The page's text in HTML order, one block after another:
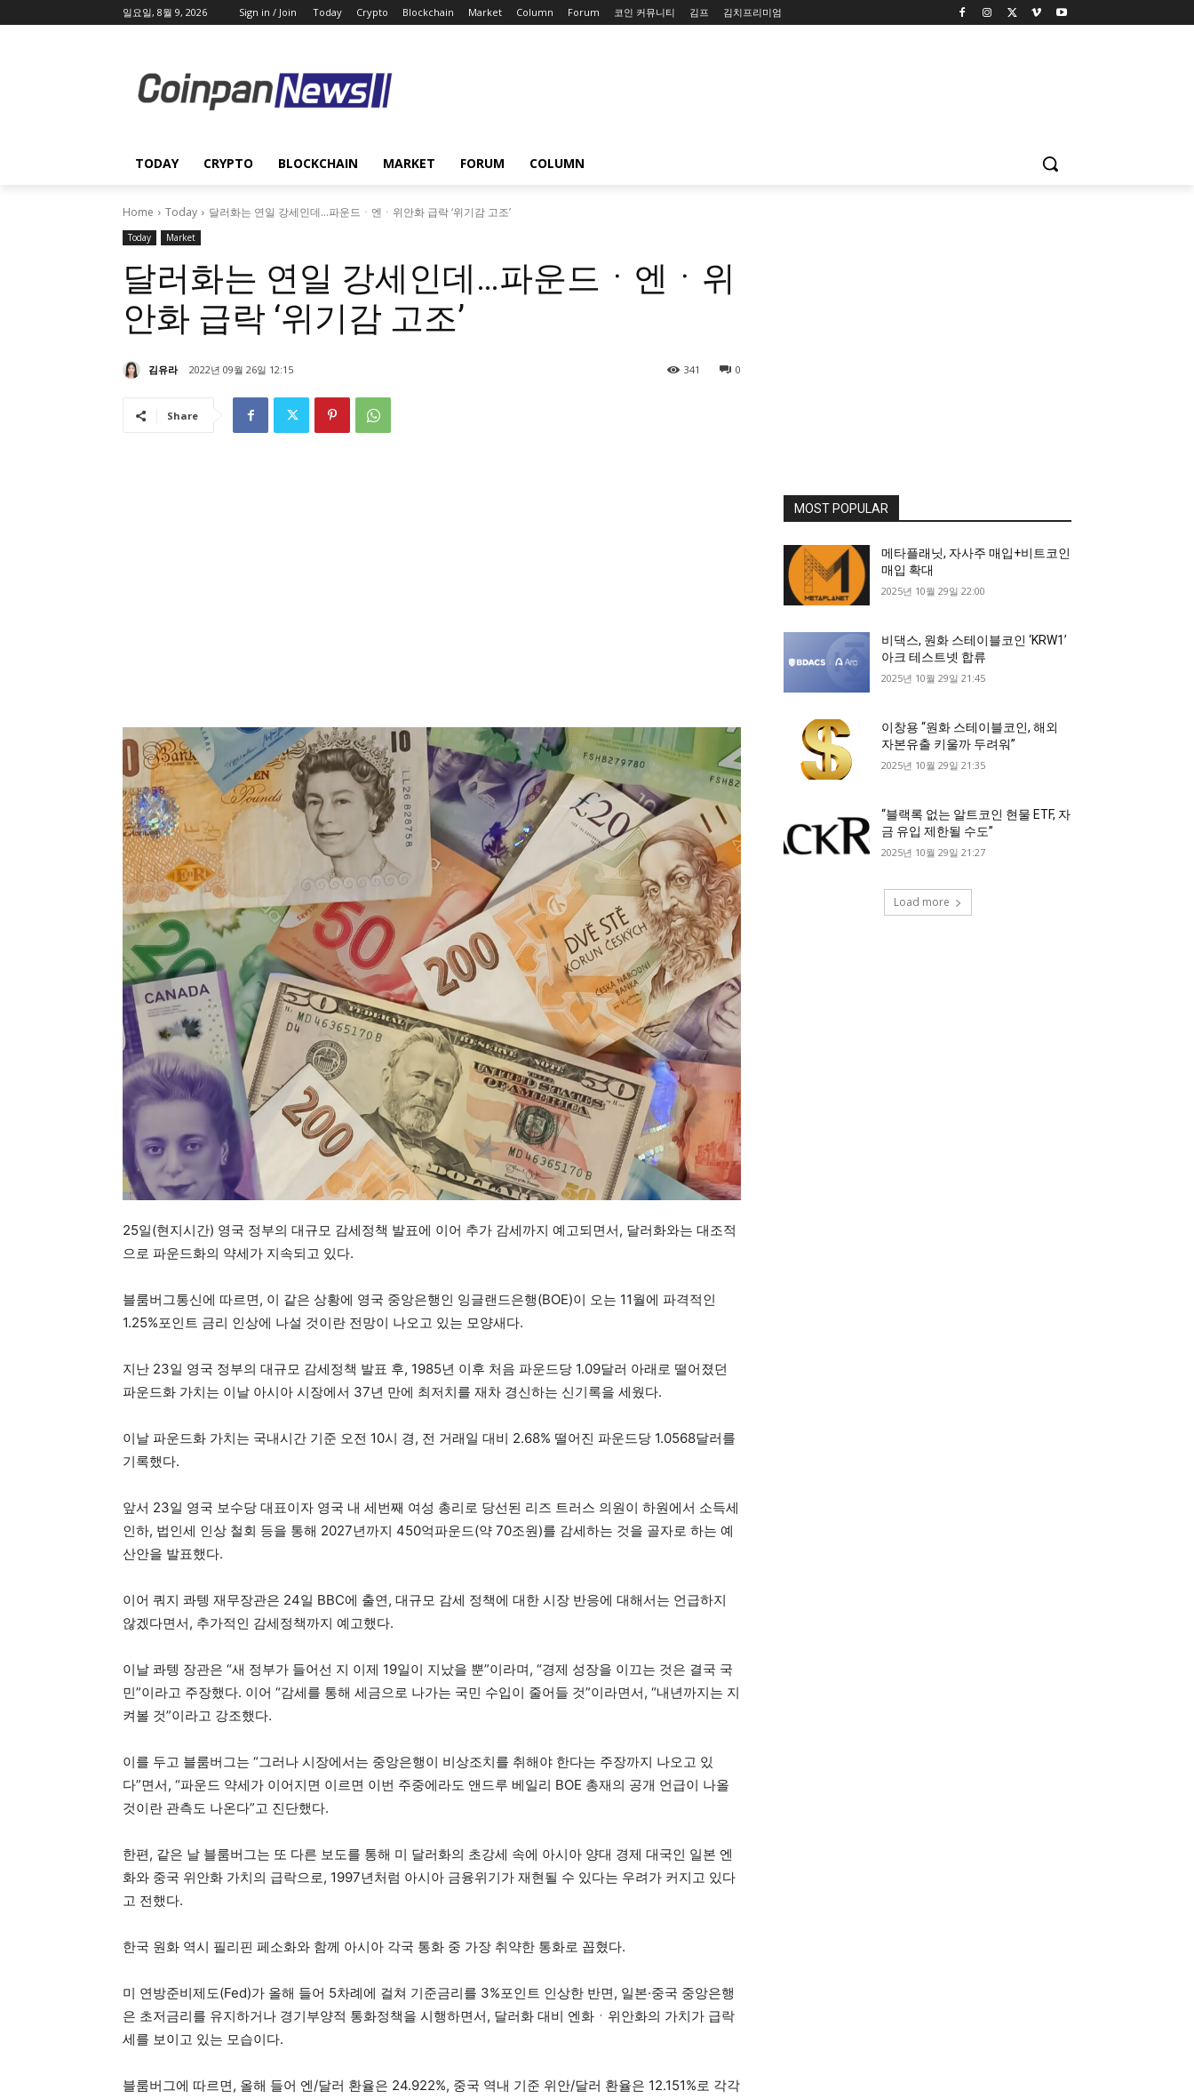
일요일, 8월 9, 2026 Sign in / Join Today Crypto Blockchain Market Column Forum 코인 커뮤니티 김프 김치프리미엄
TODAY CRYPTO BLOCKCHAIN MARKET FORUM COLUMN
Home Today 달러화는 연일 강세인데…파운드ㆍ엔ㆍ위안화 급락 ‘위기감 고조’
Today Market
달러화는 연일 강세인데…파운드ㆍ엔ㆍ위
안화 급락 ‘위기감 고조’
김유라 2022년 09월 26일 12:15 0
341
Share
25일(현지시간) 영국 정부의 대규모 감세정책 발표에 이어 추가 감세까지 예고되면서, 달러화와는 대조적
으로 파운드화의 약세가 지속되고 있다.
블룸버그통신에 따르면, 이 같은 상황에 영국 중앙은행인 잉글랜드은행(BOE)이 오는 11월에 파격적인
1.25%포인트 금리 인상에 나설 것이란 전망이 나오고 있는 모양새다.
지난 23일 영국 정부의 대규모 감세정책 발표 후, 1985년 이후 처음 파운드당 1.09달러 아래로 떨어졌던
파운드화 가치는 이날 아시아 시장에서 37년 만에 최저치를 재차 경신하는 신기록을 세웠다.
이날 파운드화 가치는 국내시간 기준 오전 10시 경, 전 거래일 대비 2.68% 떨어진 파운드당 1.0568달러를
기록했다.
앞서 23일 영국 보수당 대표이자 영국 내 세번째 여성 총리로 당선된 리즈 트러스 의원이 하원에서 소득세
인하, 법인세 인상 철회 등을 통해 2027년까지 450억파운드(약 70조원)를 감세하는 것을 골자로 하는 예
산안을 발표했다.
이어 쿼지 콰텡 재무장관은 24일 BBC에 출연, 대규모 감세 정책에 대한 시장 반응에 대해서는 언급하지
않겠다면서, 추가적인 감세정책까지 예고했다.
이날 콰텡 장관은 “새 정부가 들어선 지 이제 19일이 지났을 뿐”이라며, “경제 성장을 이끄는 것은 결국 국
민”이라고 주장했다. 이어 “감세를 통해 세금으로 나가는 국민 수입이 줄어들 것”이라면서, “내년까지는 지
켜볼 것”이라고 강조했다.
이를 두고 블룸버그는 “그러나 시장에서는 중앙은행이 비상조치를 취해야 한다는 주장까지 나오고 있
다”면서, “파운드 약세가 이어지면 이르면 이번 주중에라도 앤드루 베일리 BOE 총재의 공개 언급이 나올
것이란 관측도 나온다”고 진단했다.
한편, 같은 날 블룸버그는 또 다른 보도를 통해 미 달러화의 초강세 속에 아시아 양대 경제 대국인 일본 엔
화와 중국 위안화 가치의 급락으로, 1997년처럼 아시아 금융위기가 재현될 수 있다는 우려가 커지고 있다
고 전했다.
한국 원화 역시 필리핀 페소화와 함께 아시아 각국 통화 중 가장 취약한 통화로 꼽혔다.
미 연방준비제도(Fed)가 올해 들어 5차례에 걸쳐 기준금리를 3%포인트 인상한 반면, 일본·중국 중앙은행
은 초저금리를 유지하거나 경기부양적 통화정책을 시행하면서, 달러화 대비 엔화ㆍ위안화의 가치가 급락
세를 보이고 있는 모습이다.
블룸버그에 따르면, 올해 들어 엔/달러 환율은 24.922%, 중국 역내 기준 위안/달러 환율은 12.151%로 각각
MOST POPULAR
메타플래닛, 자사주 매입+비트코인
매입 확대
2025년 10월 29일 22:00
비댁스, 원화 스테이블코인 ‘KRW1’
아크 테스트넷 합류
2025년 10월 29일 21:45
이창용 “원화 스테이블코인, 해외
자본유출 키울까 두려워”
2025년 10월 29일 21:35
“블랙록 없는 알트코인 현물 ETF, 자
금 유입 제한될 수도”
2025년 10월 29일 21:27
Load more